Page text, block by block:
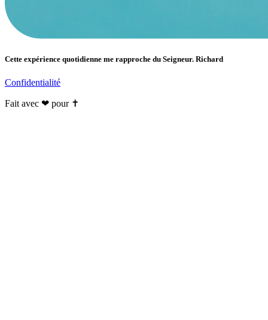
Cette expérience quotidienne me rapproche du Seigneur. Richard
Confidentialité
Fait avec ❤ pour ✝️️